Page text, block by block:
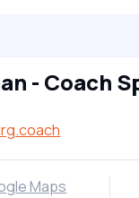
- Coach
Maps